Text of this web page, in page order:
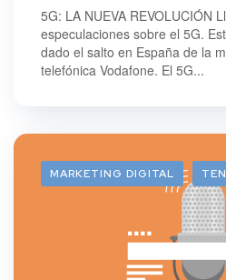
5G: LA NUEVA REVOLUCIÓN
especulaciones sobre el 5G.
dado el salto en España de la
telefónica Vodafone. El 5G...
MARKETING DIGITAL